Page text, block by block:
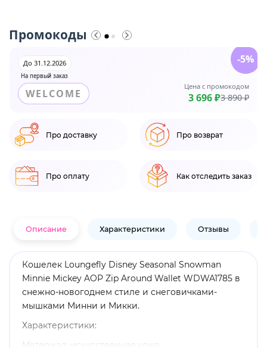
Промокоды
На первый заказ
До 31.12.2026
WELCOME
Цена с промокодом
3 696 ₽3 890 ₽
-5%
Про доставку Про возврат
Про оплату Как отследить заказ
Описание Характеристики Отзывы
Кошелек Loungefly Disney Seasonal Snowman
Minnie Mickey AOP Zip Around Wallet WDWA1785 в
снежно-новогоднем стиле и снеговичками-
мышками Минни и Микки.
Характеристики:
Материал: искусственная кожа